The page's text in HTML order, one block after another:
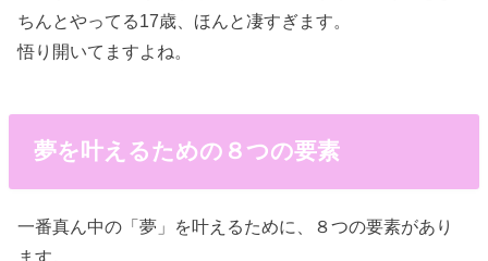
ちんとやってる17歳、ほんと凄すぎます。
悟り開いてますよね。
夢を叶えるための８つの要素
一番真ん中の「夢」を叶えるために、８つの要素があり
ます。